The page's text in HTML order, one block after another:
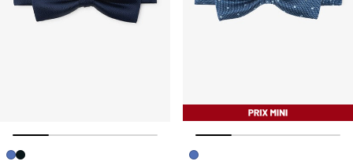
Image précédente
Image suivante
Image précédente
Image suivante